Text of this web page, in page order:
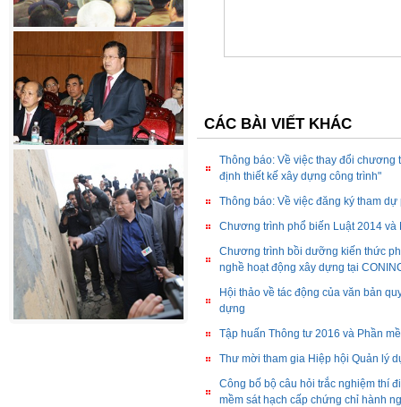
CÁC BÀI VIẾT KHÁC
Thông báo: Về việc thay đổi chương
định thiết kế xây dựng công trình"
Thông báo: Về việc đăng ký tham
Chương trình phổ biến Luật 2014
Chương trình bồi dưỡng kiến thức
nghề hoạt động xây dựng tại
Hội thảo về tác động của văn bản
dựng
Tập huấn Thông tư 2016 và Phần
Thư mời tham gia Hiệp hội Quản lý
Công bố bộ câu hỏi trắc nghiệm thí
mềm sát hạch cấp chứng chỉ hành